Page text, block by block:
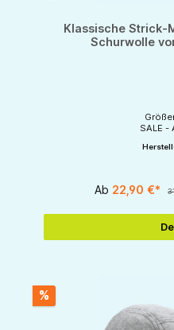
Klassische Strick-
Schurwolle
SALE -
Ab 22,90 €*
%